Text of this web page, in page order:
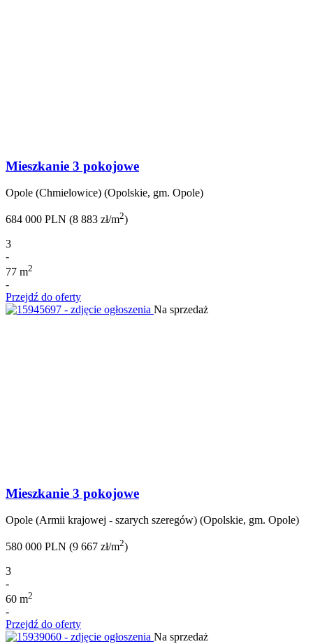
Mieszkanie 3 pokojowe
Opole (Chmielowice) (Opolskie, gm. Opole)
684 000 PLN (8 883 zł/m2)
3
-
77 m2
-
Przejdź do oferty
Na sprzedaż
Mieszkanie 3 pokojowe
Opole (Armii krajowej - szarych szeregów) (Opolskie, gm. Opole)
580 000 PLN (9 667 zł/m2)
3
-
60 m2
-
Przejdź do oferty
Na sprzedaż